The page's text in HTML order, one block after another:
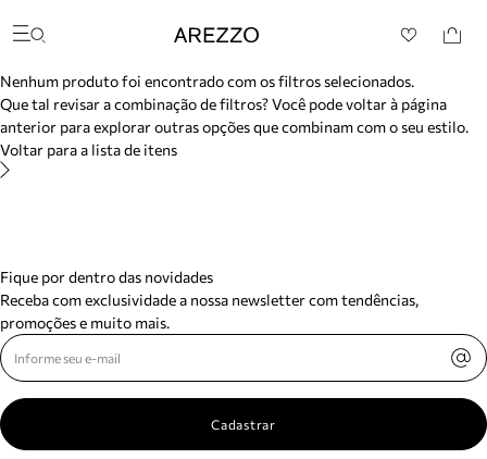
Buscar produtos
categorias sugeridas
Bota
Papete
Scarpin
Mocassim
Mule
Rasteira
Precisa de ajuda?
Meus pedidos
Arezzo
Nenhum produto foi encontrado com os filtros selecionados.
Que tal revisar a combinação de filtros? Você pode voltar à página
anterior para explorar outras opções que combinam com o seu estilo.
Voltar para a lista de itens
Fique por dentro das novidades
Receba com exclusividade a nossa newsletter com tendências,
promoções e muito mais.
Cadastrar